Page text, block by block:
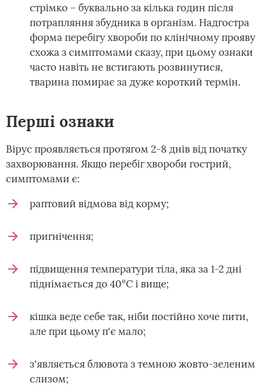
стрімко – буквально за кілька годин після
потрапляння збудника в організм. Надгостра
форма перебігу хвороби по клінічному прояву
схожа з симптомами сказу, при цьому ознаки
часто навіть не встигають розвинутися,
тварина помирає за дуже короткий термін.
Перші ознаки
Вірус проявляється протягом 2-8 днів від початку
захворювання. Якщо перебіг хвороби гострий,
симптомами є:
раптовий відмова від корму;
пригнічення;
підвищення температури тіла, яка за 1-2 дні
піднімається до 40°С і вище;
кішка веде себе так, ніби постійно хоче пити,
але при цьому п'є мало;
з'являється блювота з темною жовто-зеленим
слизом;